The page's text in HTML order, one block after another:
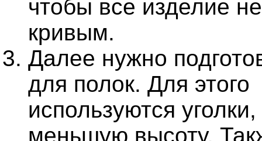
чтобы все изделие
кривым.
Далее нужно
для полок. Для этого
используются
меньшую высоту.